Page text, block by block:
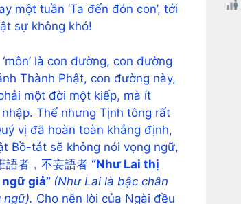
một tuần ‘Ta đến đón con’, tới
sự không khó!
là con đường, con đường
Thành Phật, con đường này,
một đời một kiếp, mà ít
Thế nhưng Tịnh tông rất
vị đã hoàn toàn khẳng định,
Bồ-tát sẽ không nói vọng ngữ,
者，不妄語者 “Như Lai thị
giả” (Như Lai là bậc chân
ngữ). Cho nên lời của Ngài đều